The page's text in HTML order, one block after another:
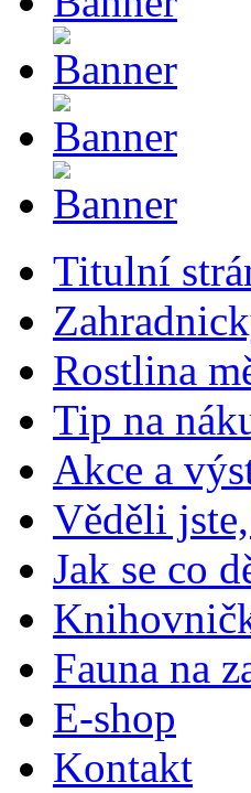
Titulní
Rostlina
Tip na
Akce a
Věděli
Jak se co
Fauna na
E-shop
Kontakt